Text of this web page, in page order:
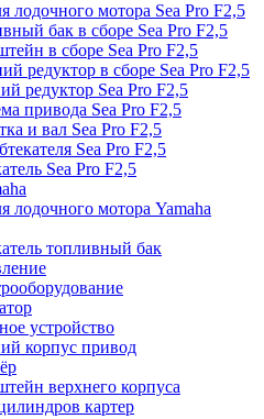
лодочного мотора Sea Pro F2,5
бак в сборе Sea Pro F2,5
в сборе Sea Pro F2,5
редуктор в сборе Sea Pro F2,5
редуктор Sea Pro F2,5
привода Sea Pro F2,5
и вал Sea Pro F2,5
Sea Pro F2,5
Sea Pro F2,5
лодочного мотора Yamaha
топливный бак
устройство
корпус привод
верхнего корпуса
картер